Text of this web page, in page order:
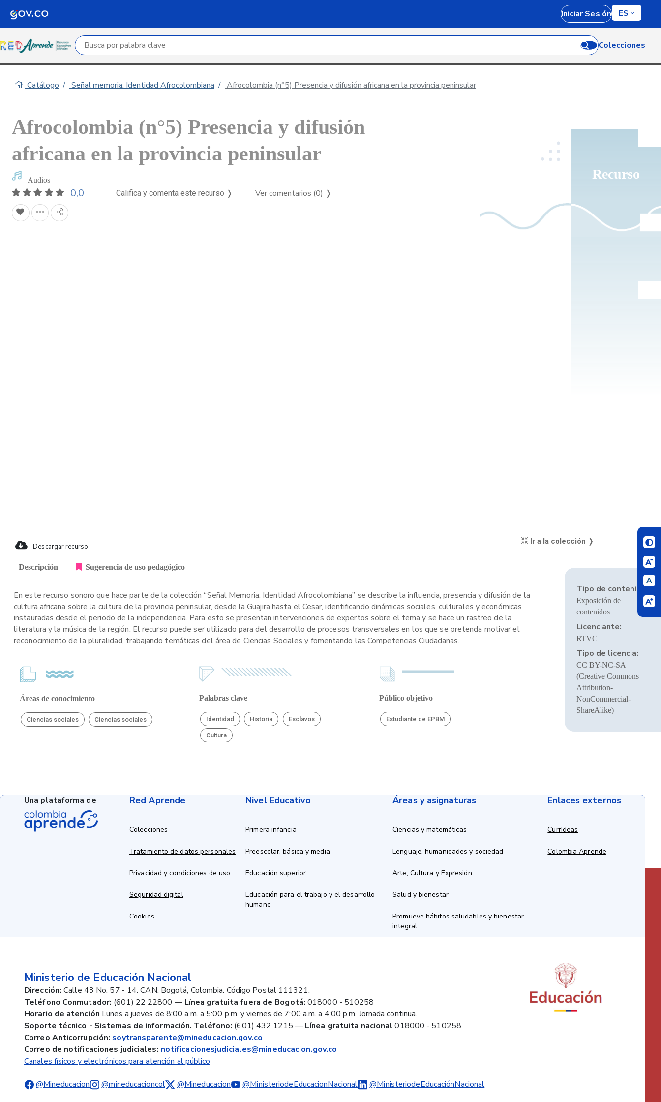
Iniciar Sesión ES
Campo de búsqueda por palabra clave Colecciones
Catálogo Señal memoria: Identidad Afrocolombiana Afrocolombia (n°5) Presencia y difusión africana en la provincia peninsular
Recurso
Afrocolombia (n°5) Presencia y difusión
africana en la provincia peninsular
Audios
0,0 Califica y comenta este recurso ❭ Ver comentarios (0) ❭
Descargar recurso
Ir a la colección ❭
Descripción Sugerencia de uso pedagógico
En este recurso sonoro que hace parte de la colección “Señal Memoria: Identidad Afrocolombiana” se describe la influencia, presencia y difusión de la
cultura africana sobre la cultura de la provincia peninsular, desde la Guajira hasta el Cesar, identificando dinámicas sociales, culturales y económicas
instauradas desde el periodo de la independencia. Para esto se presentan intervenciones de expertos sobre el tema y se hace un rastreo de la
literatura y la música de la región. El recurso puede ser utilizado para del desarrollo de procesos transversales en los que se pretenda motivar el
reconocimiento de la pluralidad, trabajando temáticas del área de Ciencias Sociales y fomentando las Competencias Ciudadanas.
Áreas de conocimiento
Ciencias sociales Ciencias sociales
Palabras clave
Identidad Historia Esclavos
Cultura
Público objetivo
Estudiante de EPBM
Tipo de contenido:
Exposición de
contenidos
Licenciante:
RTVC
Tipo de licencia:
CC BY-NC-SA
(Creative Commons
Attribution-
NonCommercial-
ShareAlike)
Red Aprende
Colecciones
Tratamiento de datos personales
Privacidad y condiciones de uso
Seguridad digital
Cookies
Nivel Educativo
Primera infancia
Preescolar, básica y media
Educación superior
Educación para el trabajo y el desarrollo
humano
Áreas y asignaturas
Ciencias y matemáticas
Lenguaje, humanidades y sociedad
Arte, Cultura y Expresión
Salud y bienestar
Promueve hábitos saludables y bienestar
integral
Enlaces externos
CurrIdeas
Colombia Aprende
Ministerio de Educación Nacional
Dirección: Calle 43 No. 57 - 14. CAN. Bogotá, Colombia. Código Postal 111321.
Teléfono Conmutador: (601) 22 22800 — Línea gratuita fuera de Bogotá: 018000 - 510258
Horario de atención Lunes a jueves de 8:00 a.m. a 5:00 p.m. y viernes de 7:00 a.m. a 4:00 p.m. Jornada continua.
Soporte técnico - Sistemas de información. Teléfono: (601) 432 1215 — Línea gratuita nacional 018000 - 510258
Correo Anticorrupción: soytransparente@mineducacion.gov.co
Correo de notificaciones judiciales: notificacionesjudiciales@mineducacion.gov.co
Canales físicos y electrónicos para atención al público
@Mineducacion @mineducacioncol @Mineducacion @MinisteriodeEducacionNacional @MinisteriodeEducaciónNacional
Una plataforma de